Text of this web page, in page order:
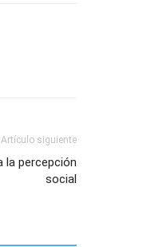
Artículo siguiente
la percepción
social